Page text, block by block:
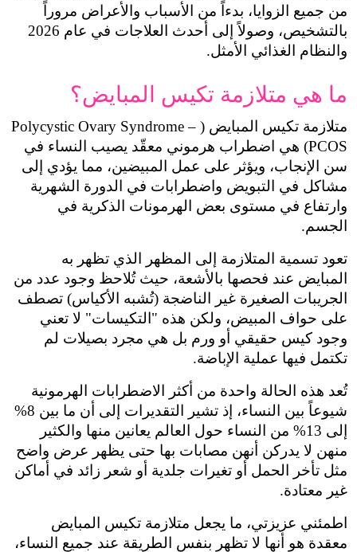
من جميع الزوايا، بدءاً من الأسباب والأعراض مروراً
بالتشخيص، وصولاً إلى أحدث العلاجات في عام 2026
الأمثل.
تكيس المبايض؟
متلازمة تكيس المبايض (Polycystic Ovary Syndrome –
PCOS) هي اضطراب هرموني معقّد يصيب النساء في
سن الإنجاب، ويؤثر على عمل المبيضين، مما يؤدي إلى
مشاكل في التبويض واضطرابات في الدورة الشهرية
وارتفاع في مستوى بعض الهرمونات الذكرية في
تعود تسمية المتلازمة إلى المظهر الذي تظهر به
المبايض عند فحصها بالأشعة، حيث تُلاحظ وجود عدد من
الجريبات الصغيرة غير الناضجة (تُشبه الأكياس) تصطف
على حواف المبيض، ولكن هذه "التكيسات" لا تعني
وجود كيس حقيقي أو ورم بل هي مجرد بصيلات لم
الإباضة.
تُعد هذه الحالة واحدة من أكثر الاضطرابات الهرمونية
شيوعاً بين النساء، إذ تشير التقديرات إلى أن ما بين 8%
إلى 13% من النساء حول العالم يعانين منها والكثير
منهن لا يدركن أنهن مصابات بها حتى يظهر عرض واضح
مثل تأخر الحمل أو تغيرات جلدية أو شعر زائد في أماكن
اطمئني عزيزتي، ما يجعل متلازمة تكيس المبايض
معقدة هو أنها لا تظهر بنفس الطريقة عند جميع النساء،